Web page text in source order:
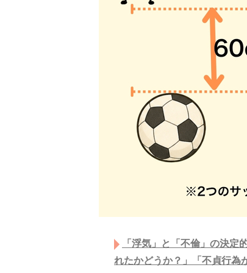
「浮気」と「不倫」の決
れたかどうか？」「不貞行為